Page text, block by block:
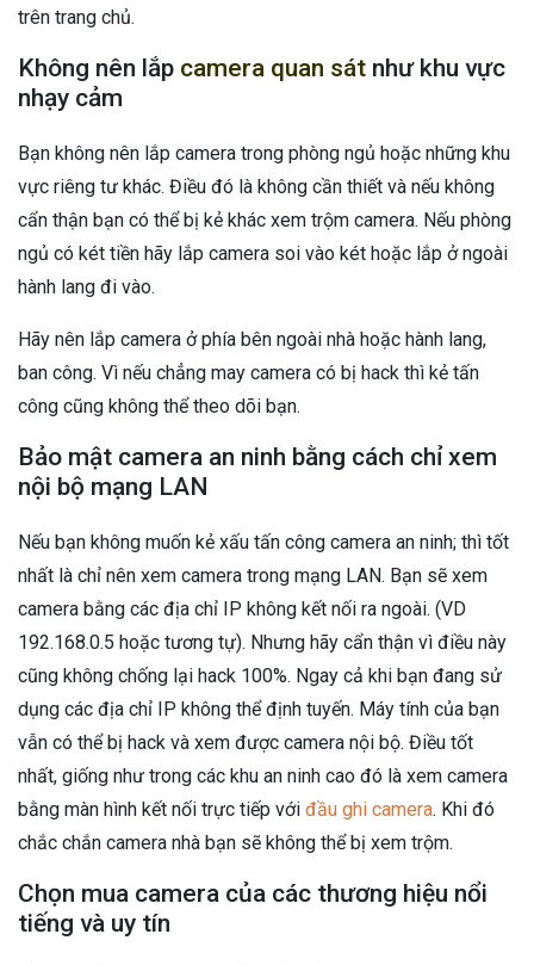
trên trang chủ.
Không nên lắp camera quan sát như khu vực
nhạy cảm
Bạn không nên lắp camera trong phòng ngủ hoặc những khu
vực riêng tư khác. Điều đó là không cần thiết và nếu không
cẩn thận bạn có thể bị kẻ khác xem trộm camera. Nếu phòng
ngủ có két tiền hãy lắp camera soi vào két hoặc lắp ở ngoài
hành lang đi vào.
Hãy nên lắp camera ở phía bên ngoài nhà hoặc hành lang,
ban công. Vì nếu chẳng may camera có bị hack thì kẻ tấn
công cũng không thể theo dõi bạn.
Bảo mật camera an ninh bằng cách chỉ xem
nội bộ mạng LAN
Nếu bạn không muốn kẻ xấu tấn công camera an ninh; thì tốt
nhất là chỉ nên xem camera trong mạng LAN. Bạn sẽ xem
camera bằng các địa chỉ IP không kết nối ra ngoài. (VD
192.168.0.5 hoặc tương tự). Nhưng hãy cẩn thận vì điều này
cũng không chống lại hack 100%. Ngay cả khi bạn đang sử
dụng các địa chỉ IP không thể định tuyến. Máy tính của bạn
vẫn có thể bị hack và xem được camera nội bộ. Điều tốt
nhất, giống như trong các khu an ninh cao đó là xem camera
bằng màn hình kết nối trực tiếp với đầu ghi camera. Khi đó
chắc chắn camera nhà bạn sẽ không thể bị xem trộm.
Chọn mua camera của các thương hiệu nổi
tiếng và uy tín